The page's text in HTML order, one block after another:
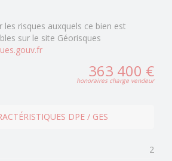
risques auxquels ce bien est
sur le site Géorisques
363 400 €
honoraires charge vendeur
DPE / GES
2